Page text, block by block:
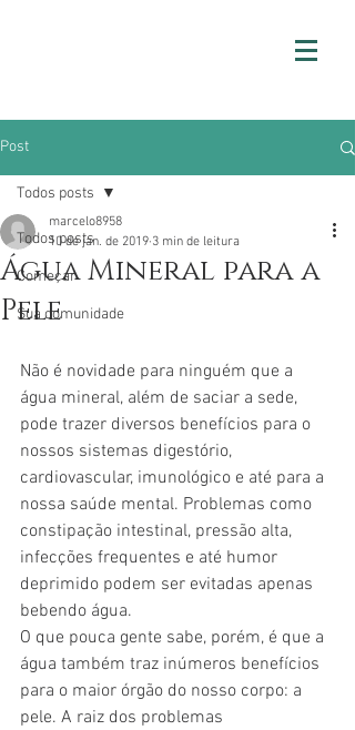
Post
Todos posts
Começar
Sua comunidade
Todos posts
Água Mineral para a
Pele
marcelo8958
10 de jan. de 2019 3 min de leitura
Não é novidade para ninguém que a
água mineral, além de saciar a sede,
pode trazer diversos benefícios para o
nossos sistemas digestório,
cardiovascular, imunológico e até para a
nossa saúde mental. Problemas como
constipação intestinal, pressão alta,
infecções frequentes e até humor
deprimido podem ser evitadas apenas
bebendo água.
O que pouca gente sabe, porém, é que a
água também traz inúmeros benefícios
para o maior órgão do nosso corpo: a
pele. A raiz dos problemas